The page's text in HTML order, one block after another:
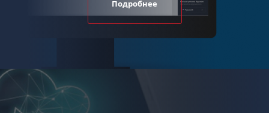
Подробнее